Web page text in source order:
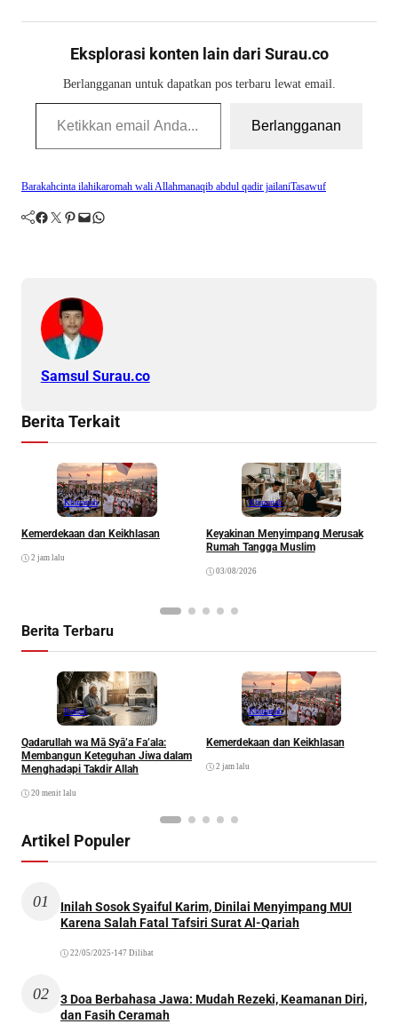
Eksplorasi konten lain dari Surau.co
Berlangganan untuk dapatkan pos terbaru lewat email.
Ketikkan email Anda...
Berlangganan
Barakahcinta ilahikaromah wali Allahmanaqib abdul qadir jailaniTasawuf
Facebook Twitter Pinterest Mail WhatsApp
Samsul Surau.co
Berita Terkait
Khazanah
Kemerdekaan dan Keikhlasan
2 jam lalu
Khazanah
Keyakinan Menyimpang Merusak
Rumah Tangga Muslim
03/08/2026
Berita Terbaru
Ibadah
Qadarullah wa Mā Syā’a Fa’ala:
Membangun Keteguhan Jiwa dalam
Menghadapi Takdir Allah
20 menit lalu
Khazanah
Kemerdekaan dan Keikhlasan
2 jam lalu
Artikel Populer
01
Inilah Sosok Syaiful Karim, Dinilai Menyimpang MUI
Karena Salah Fatal Tafsiri Surat Al-Qariah
22/05/2025 •147 Dilihat
02
3 Doa Berbahasa Jawa: Mudah Rezeki, Keamanan Diri,
dan Fasih Ceramah